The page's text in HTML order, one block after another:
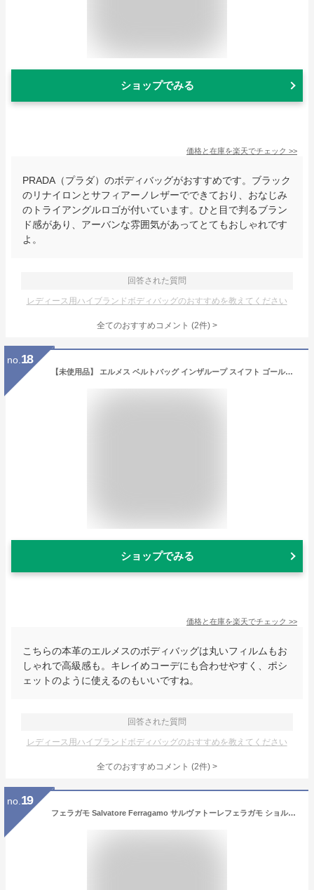
ショップでみる
価格と在庫を楽天でチェック >>
PRADA（プラダ）のボディバッグがおすすめです。ブラック
のリナイロンとサフィアーノレザーでできており、おなじみ
のトライアングルロゴが付いています。ひと目で判るブラン
ド感があり、アーバンな雰囲気があってとてもおしゃれです
よ。
回答された質問
レディース用ハイブランドボディバッグのおすすめを教えてください
全てのおすすめコメント (2件) >
no. 18
【未使用品】 エルメス ベルトバッグ インザループ スイフト ゴールド シルバー金具 エルメス ウエストバッグ HERMES エルメス ボディバッグ レディース メンズ クロスボディバッグ ショルダーバッグ ウエストポーチ 本革 レザー ポシェット バック BAG ブランド
ショップでみる
価格と在庫を楽天でチェック >>
こちらの本革のエルメスのボディバッグは丸いフィルムもお
しゃれで高級感も。キレイめコーデにも合わせやすく、ポシ
ェットのように使えるのもいいですね。
回答された質問
レディース用ハイブランドボディバッグのおすすめを教えてください
全てのおすすめコメント (2件) >
no. 19
フェラガモ Salvatore Ferragamo サルヴァトーレフェラガモ ショルダーバッグ クロスボディバッグ Hug ミニ レディース ミッドナイト ネイビー 218964 774622 0774622 [並行輸入品]